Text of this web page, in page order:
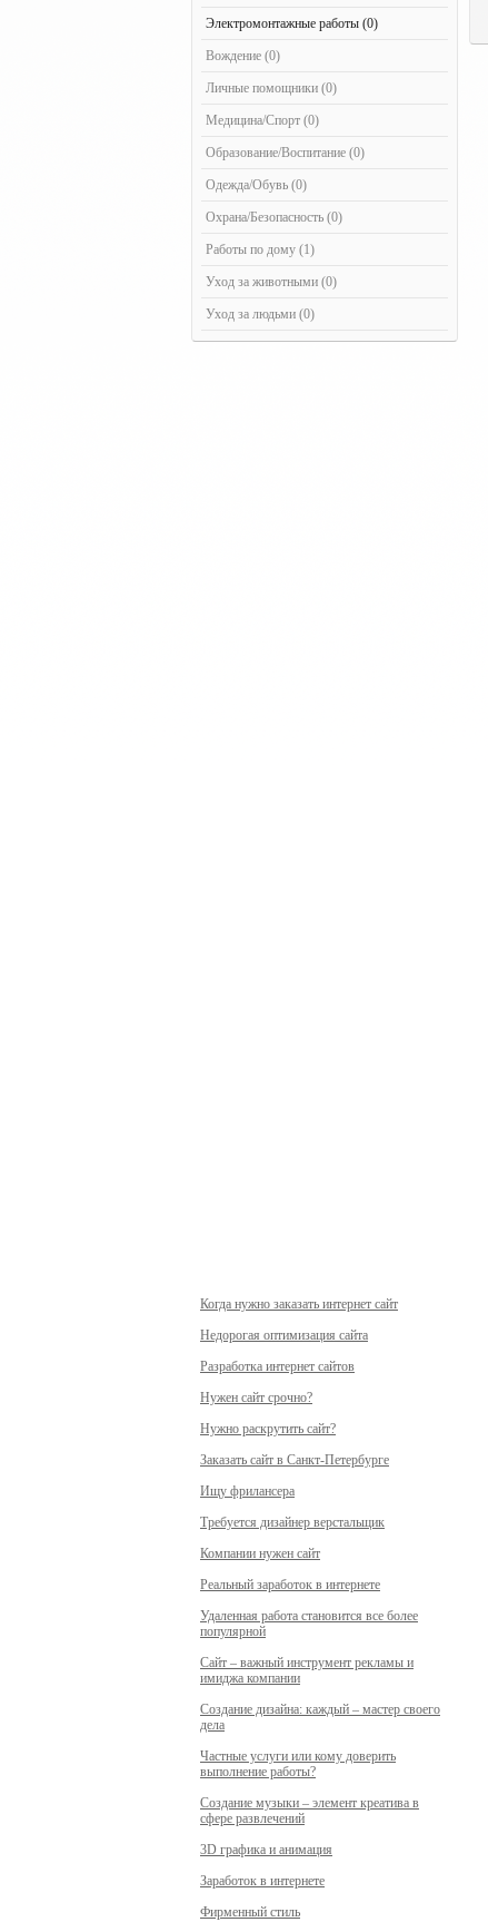
Электромонтажные работы (0)
Вождение (0)
Личные помощники (0)
Медицина/Спорт (0)
Образование/Воспитание (0)
Одежда/Обувь (0)
Охрана/Безопасность (0)
Работы по дому (1)
Уход за животными (0)
Уход за людьми (0)
Когда нужно заказать интернет сайт
Недорогая оптимизация сайта
Разработка интернет сайтов
Нужен сайт срочно?
Нужно раскрутить сайт?
Заказать сайт в Санкт-Петербурге
Ищу фрилансера
Требуется дизайнер верстальщик
Компании нужен сайт
Реальный заработок в интернете
Удаленная работа становится все более
популярной
Сайт – важный инструмент рекламы и
имиджа компании
Создание дизайна: каждый – мастер своего
дела
Частные услуги или кому доверить
выполнение работы?
Создание музыки – элемент креатива в
сфере развлечений
3D графика и анимация
Заработок в интернете
Фирменный стиль